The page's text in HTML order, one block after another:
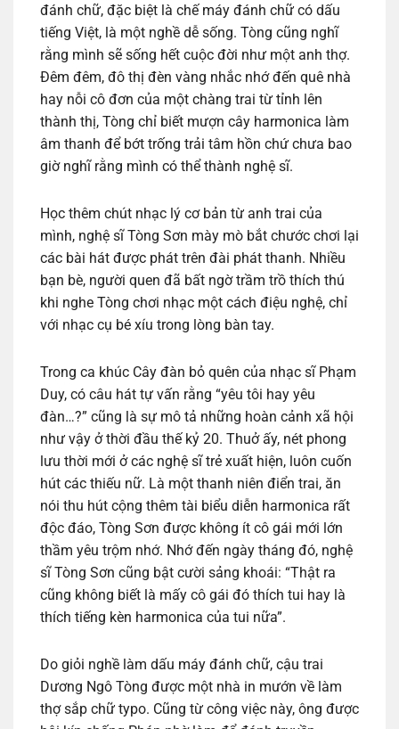
đánh chữ, đặc biệt là chế máy đánh chữ có dấu
tiếng Việt, là một nghề dễ sống. Tòng cũng nghĩ
rằng mình sẽ sống hết cuộc đời như một anh thợ.
Đêm đêm, đô thị đèn vàng nhắc nhớ đến quê nhà
hay nỗi cô đơn của một chàng trai từ tỉnh lên
thành thị, Tòng chỉ biết mượn cây harmonica làm
âm thanh để bớt trống trải tâm hồn chứ chưa bao
giờ nghĩ rằng mình có thể thành nghệ sĩ.
Học thêm chút nhạc lý cơ bản từ anh trai của
mình, nghệ sĩ Tòng Sơn mày mò bắt chước chơi lại
các bài hát được phát trên đài phát thanh. Nhiều
bạn bè, người quen đã bất ngờ trầm trồ thích thú
khi nghe Tòng chơi nhạc một cách điệu nghệ, chỉ
với nhạc cụ bé xíu trong lòng bàn tay.
Trong ca khúc Cây đàn bỏ quên của nhạc sĩ Phạm
Duy, có câu hát tự vấn rằng “yêu tôi hay yêu
đàn…?” cũng là sự mô tả những hoàn cảnh xã hội
như vậy ở thời đầu thế kỷ 20. Thuở ấy, nét phong
lưu thời mới ở các nghệ sĩ trẻ xuất hiện, luôn cuốn
hút các thiếu nữ. Là một thanh niên điển trai, ăn
nói thu hút cộng thêm tài biểu diễn harmonica rất
độc đáo, Tòng Sơn được không ít cô gái mới lớn
thầm yêu trộm nhớ. Nhớ đến ngày tháng đó, nghệ
sĩ Tòng Sơn cũng bật cười sảng khoái: “Thật ra
cũng không biết là mấy cô gái đó thích tui hay là
thích tiếng kèn harmonica của tui nữa”.
Do giỏi nghề làm dấu máy đánh chữ, cậu trai
Dương Ngô Tòng được một nhà in mướn về làm
thợ sắp chữ typo. Cũng từ công việc này, ông được